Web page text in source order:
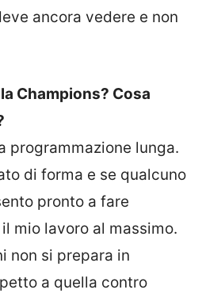
ancora vedere e non
Champions? Cosa
programmazione lunga.
di forma e se qualcuno
pronto a fare
mio lavoro al massimo.
non si prepara in
a quella contro